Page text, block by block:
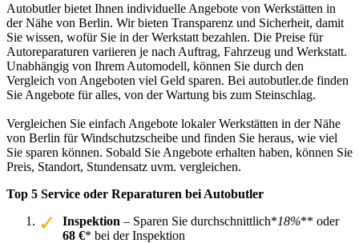
Autobutler bietet Ihnen individuelle Angebote von Werkstätten in
der Nähe von Berlin. Wir bieten Transparenz und Sicherheit, damit
Sie wissen, wofür Sie in der Werkstatt bezahlen. Die Preise für
Autoreparaturen variieren je nach Auftrag, Fahrzeug und Werkstatt.
Unabhängig von Ihrem Automodell, können Sie durch den
Vergleich von Angeboten viel Geld sparen. Bei autobutler.de finden
Sie Angebote für alles, von der Wartung bis zum Steinschlag.
Vergleichen Sie einfach Angebote lokaler Werkstätten in der Nähe
von Berlin für Windschutzscheibe und finden Sie heraus, wie viel
Sie sparen können. Sobald Sie Angebote erhalten haben, können Sie
Preis, Standort, Stundensatz uvm. vergleichen.
Top 5 Service oder Reparaturen bei Autobutler
Inspektion – Sparen Sie durchschnittlich*18%** oder
68 €* bei der Inspektion